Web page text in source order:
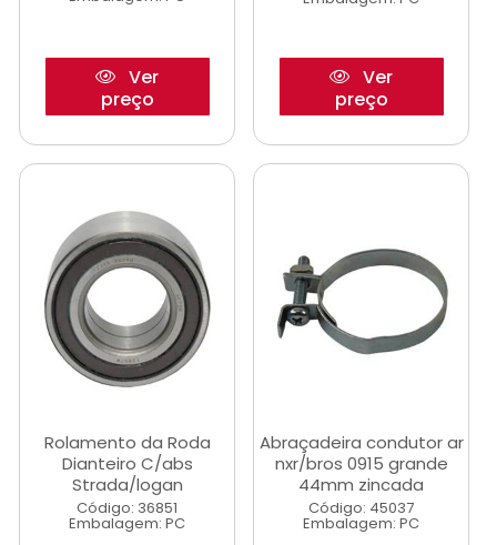
Ver
preço
Ver
preço
Rolamento da Roda
Dianteiro C/abs
Strada/logan
Código: 36851
Embalagem: PC
Abraçadeira condutor ar
nxr/bros 0915 grande
44mm zincada
Código: 45037
Embalagem: PC